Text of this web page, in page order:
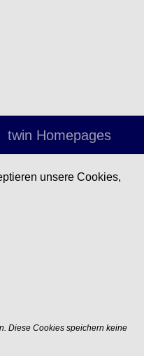
twin Homepages
unsere Cookies,
Diese Cookies speichern keine